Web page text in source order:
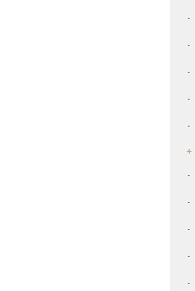
·
·
·
·
·
·
·
·
·
·